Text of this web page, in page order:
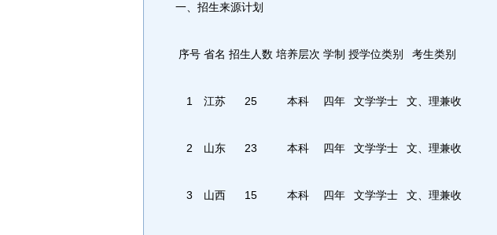
一、招生来源计划
序号 省名 招生人数 培养层次 学制 授学位类别 考生类别
1 江苏 25 本科 四年 文学学士 文、理兼收
2 山东 23 本科 四年 文学学士 文、理兼收
3 山西 15 本科 四年 文学学士 文、理兼收